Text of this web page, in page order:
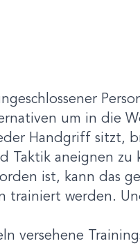
um in die
Handgriff sitzt,
Taktik aneignen
ist, kann das
trainiert werden.
versehene